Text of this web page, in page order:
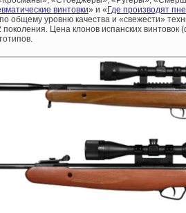
винтовки» и « Где производят
общему уровню качества и «свежести»
Цена клонов испанских винтовок